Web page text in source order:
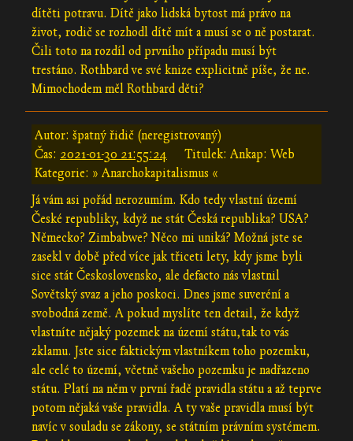
dítěti potravu. Dítě jako lidská bytost má právo na
život, rodič se rozhodl dítě mít a musí se o ně postarat.
Čili toto na rozdíl od prvního případu musí být
trestáno. Rothbard ve své knize explicitně píše, že ne.
Mimochodem měl Rothbard děti?
Autor: špatný řidič (neregistrovaný)
Čas: 2021-01-30 21:55:24
Titulek: Ankap: Web
Kategorie: » Anarchokapitalismus «
Já vám asi pořád nerozumím. Kdo tedy vlastní území
České republiky, když ne stát Česká republika? USA?
Německo? Zimbabwe? Něco mi uniká? Možná jste se
zasekl v době před více jak třiceti lety, kdy jsme byli
sice stát Československo, ale defacto nás vlastnil
Sovětský svaz a jeho poskoci. Dnes jsme suveréní a
svobodná země. A pokud myslíte ten detail, že když
vlastníte nějaký pozemek na území státu,tak to vás
zklamu. Jste sice faktickým vlastníkem toho pozemku,
ale celé to území, včetně vašeho pozemku je nadřazeno
státu. Platí na něm v první řadě pravidla státu a až teprve
potom nějaká vaše pravidla. A ty vaše pravidla musí být
navíc v souladu se zákony, se státním právním systémem.